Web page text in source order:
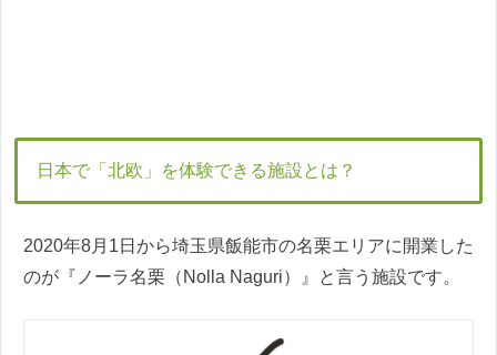
日本で「北欧」を体験できる施設とは？
2020年8月1日から埼玉県飯能市の名栗エリアに開業した
のが『ノーラ名栗（Nolla Naguri）』と言う施設です。